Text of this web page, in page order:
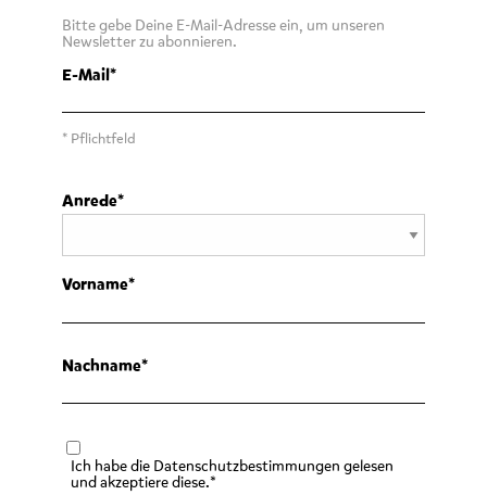
Bitte gebe Deine E-Mail-Adresse ein, um unseren
Newsletter zu abonnieren.
E-Mail
* Pflichtfeld
Anrede
Vorname
Nachname
Ich habe die Datenschutzbestimmungen gelesen
und akzeptiere diese.*